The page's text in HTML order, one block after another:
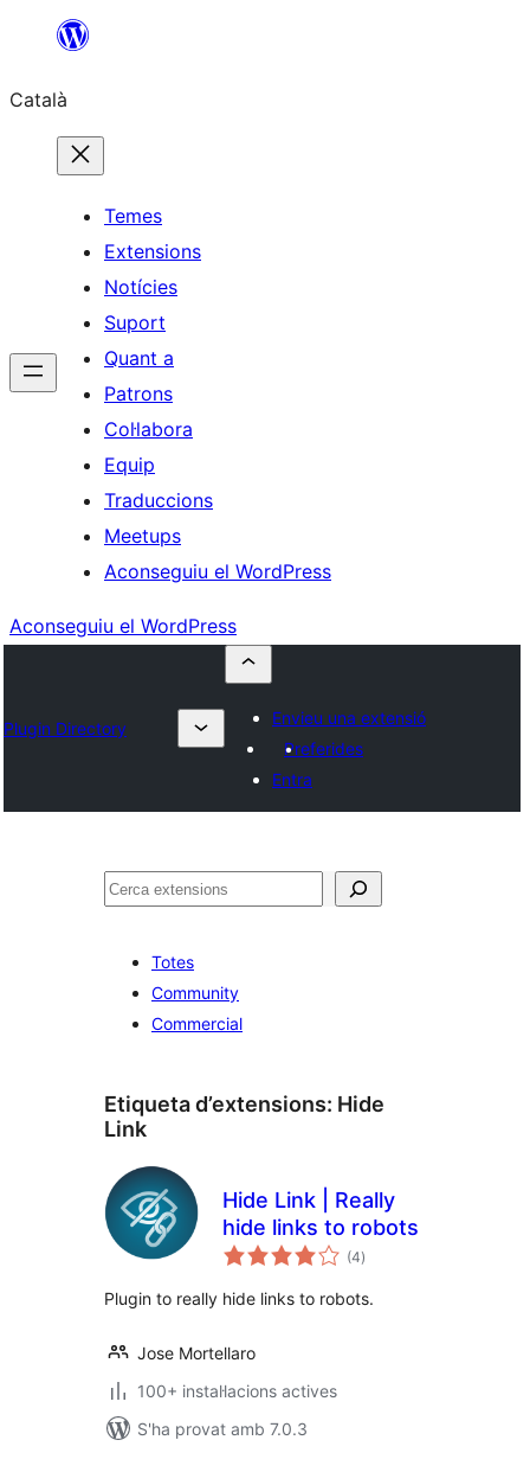
contingut
Català
Temes
Extensions
Notícies
Suport
Quant a
Patrons
Col·labora
Equip
Traduccions
Meetups
Aconseguiu el WordPress
Aconseguiu el WordPress
Plugin Directory
Envieu una extensió
Preferides
Entra
Cerca
Totes
Community
Commercial
Etiqueta d’extensions: Hide
Link
Hide Link | Really
hide links to robots
(4puntuacions
totals
)
Plugin to really hide links to robots.
Jose Mortellaro
100+ instal·lacions actives
S'ha provat amb 7.0.3